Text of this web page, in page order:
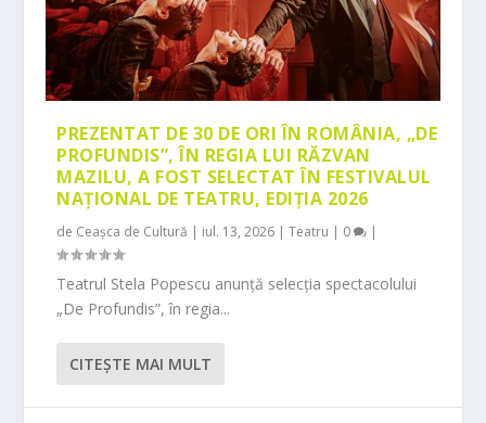
PREZENTAT DE 30 DE ORI ÎN ROMÂNIA, „DE
PROFUNDIS”, ÎN REGIA LUI RĂZVAN
MAZILU, A FOST SELECTAT ÎN FESTIVALUL
NAȚIONAL DE TEATRU, EDIȚIA 2026
de Ceașca de Cultură | iul. 13, 2026 |Teatru | 0 |
Teatrul Stela Popescu anunță selecția spectacolului
„De Profundis”, în regia...
CITEŞTE MAI MULT